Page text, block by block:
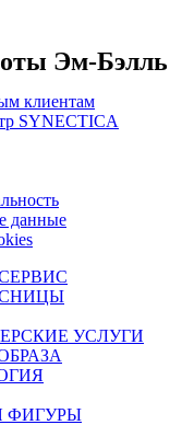
Эм-Бэлль
клиентам
SYNECTICA
данные
УСЛУГИ
ФИГУРЫ